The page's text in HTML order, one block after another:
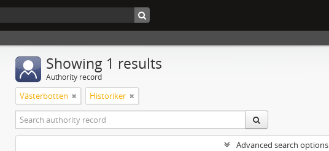
Showing 1 results
Authority record
Västerbotten Historiker
Advanced search options